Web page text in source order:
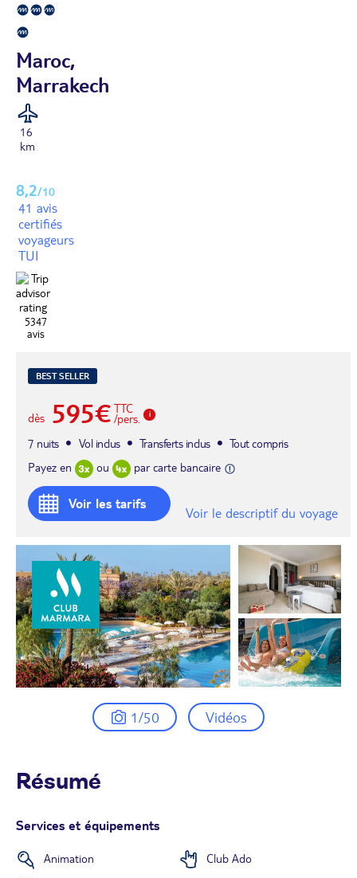
Maroc,
Marrakech
16
km
8,2/10
41 avis
certifiés
voyageurs
TUI
5347
avis
BEST SELLER
dès 595€ TTC
/pers.
7 nuits
Vol inclus Transferts inclus
Tout compris
Payez en
ou par carte bancaire
Voir les tarifs
Voir le descriptif du voyage
1/50 Vidéos
Résumé
Services et équipements
Animation
Club Ado